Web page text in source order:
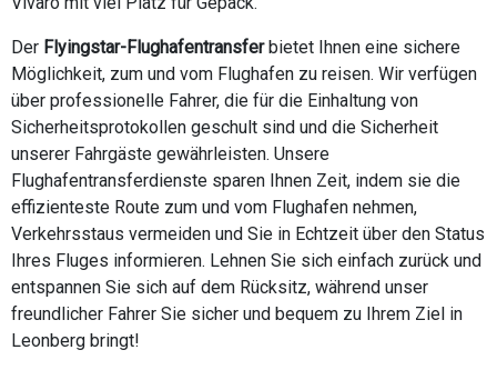
Der Flyingstar-Flughafentransferbietet Ihnen eine sichere
Möglichkeit, zum und vom Flughafen zu reisen. Wir verfügen
über professionelle Fahrer, die für die Einhaltung von
Sicherheitsprotokollen geschult sind und die Sicherheit
unserer Fahrgäste gewährleisten. Unsere
Flughafentransferdienste sparen Ihnen Zeit, indem sie die
effizienteste Route zum und vom Flughafen nehmen,
Verkehrsstaus vermeiden und Sie in Echtzeit über den Status
Ihres Fluges informieren. Lehnen Sie sich einfach zurück und
entspannen Sie sich auf dem Rücksitz, während unser
freundlicher Fahrer Sie sicher und bequem zu Ihrem Ziel in
Leonberg bringt!